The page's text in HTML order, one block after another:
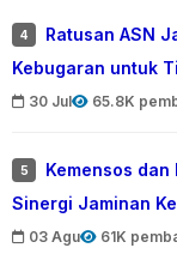
4
Ratusan ASN
Kebugaran untuk
30 Jul 65.8K
5
Kemensos dan
Sinergi Jaminan
03 Agu 61K